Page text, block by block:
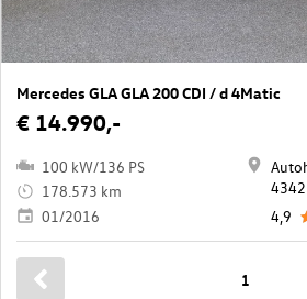
Mercedes GLA GLA 200 CDI / d 4Matic
€ 14.990,-
100 kW/136 PS
178.573 km
01/2016
4,9
1